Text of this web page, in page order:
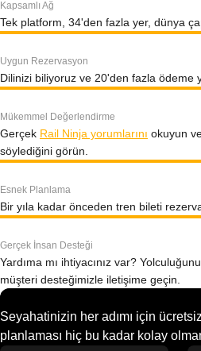
Kapsamlı Ağ
Tek platform, 34'den fazla yer, dünya
Uygun Rezervasyon
Dilinizi biliyoruz ve 20'den fazla ödeme
Mükemmel Değerlendirme
Gerçek Rail Ninja yorumlarını okuyun
söylediğini görün.
Esnek Planlama
Bir yıla kadar önceden tren bileti
Gerçek İnsan Desteği
Yardıma mı ihtiyacınız var?
müşteri desteğimizle iletişime geçin.
Seyahatinizin her adımı için
planlaması hiç bu kadar kolay